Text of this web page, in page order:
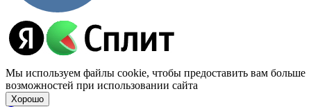
Мы используем файлы cookie, чтобы предоставить вам больше
возможностей при использовании сайта
Хорошо